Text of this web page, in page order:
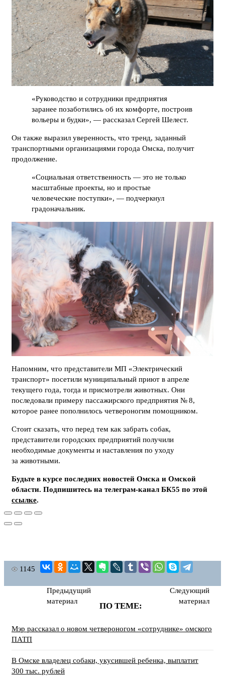
«Руководство и сотрудники предприятия
заранее позаботились об их комфорте, построив
вольеры и будки», — рассказал Сергей Шелест.
Он также выразил уверенность, что тренд, заданный
транспортными организациями города Омска, получит
продолжение.
«Социальная ответственность — это не только
масштабные проекты, но и простые
человеческие поступки», — подчеркнул
градоначальник.
Напомним, что представители МП «Электрический
транспорт» посетили муниципальный приют в апреле
текущего года, тогда и присмотрели животных. Они
последовали примеру пассажирского предприятия № 8,
которое ранее пополнилось четвероногим помощником.
Стоит сказать, что перед тем как забрать собак,
представители городских предприятий получили
необходимые документы и наставления по уходу
за животными.
Будьте в курсе последних новостей Омска и Омской
области. Подпишитесь на телеграм-канал БК55 по этой
ссылке.
1145
Предыдущий
материал
Следующий
материал
ПО ТЕМЕ:
Мэр рассказал о новом четвероногом «сотруднике» омского
ПАТП
В Омске владелец собаки, укусившей ребенка, выплатит
300 тыс. рублей